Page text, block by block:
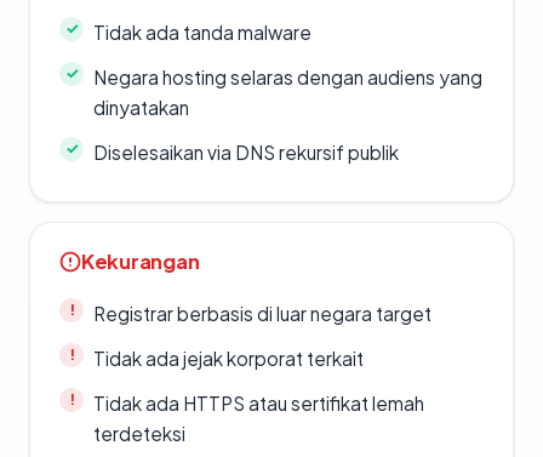
Tidak ada tanda malware
Negara hosting selaras dengan audiens yang
dinyatakan
Diselesaikan via DNS rekursif publik
Kekurangan
Registrar berbasis di luar negara target
Tidak ada jejak korporat terkait
Tidak ada HTTPS atau sertifikat lemah
terdeteksi